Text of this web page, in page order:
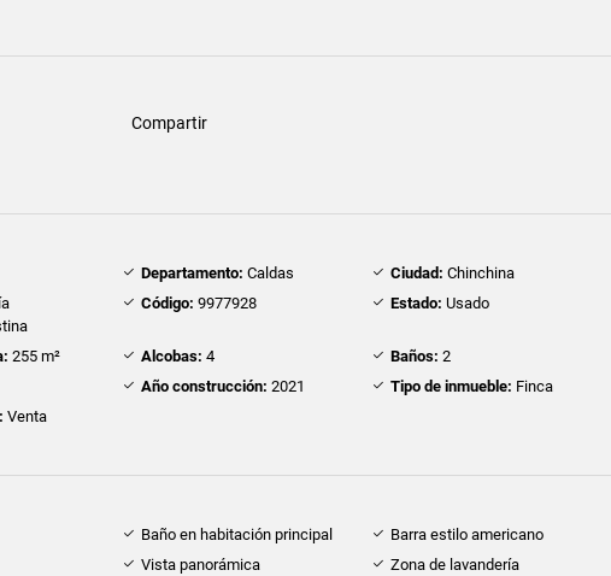
Compartir
Departamento: Caldas Ciudad: Chinchina
Código: 9977928 Estado: Usado
255 m² Alcobas: 4 Baños: 2
Año construcción: 2021 Tipo de inmueble: Finca
Venta
Baño en habitación principal
Barra estilo americano
Vista panorámica Zona de lavandería